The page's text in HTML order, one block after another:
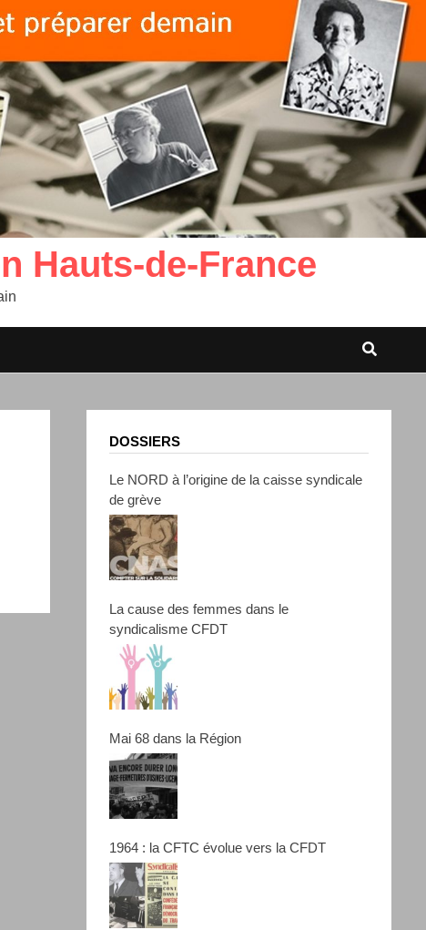
Hauts-de-France
DOSSIERS
Le NORD à l’origine de la caisse syndicale
de grève
La cause des femmes dans le
syndicalisme CFDT
Mai 68 dans la Région
1964 : la CFTC évolue vers la CFDT